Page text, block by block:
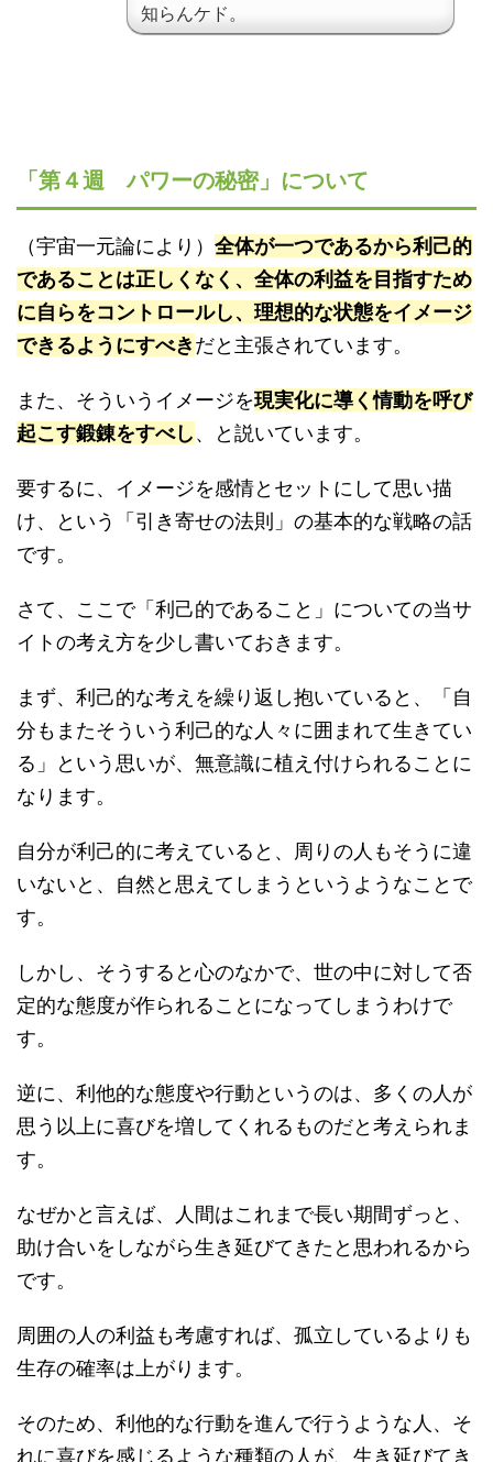
知らんケド。
「第４週 パワーの秘密」について
（宇宙一元論により） 全体が一つであるから利己的
であることは正しくなく、全体の利益を目指すため
に自らをコントロールし、理想的な状態をイメージ
できるようにすべきだと主張されています。
また、そういうイメージを現実化に導く情動を呼び
起こす鍛錬をすべし、と説いています。
要するに、イメージを感情とセットにして思い描
け、という「引き寄せの法則」の基本的な戦略の話
です。
さて、ここで「利己的であること」についての当サ
イトの考え方を少し書いておきます。
まず、利己的な考えを繰り返し抱いていると、「自
分もまたそういう利己的な人々に囲まれて生きてい
る」という思いが、無意識に植え付けられることに
なります。
自分が利己的に考えていると、周りの人もそうに違
いないと、自然と思えてしまうというようなことで
す。
しかし、そうすると心のなかで、世の中に対して否
定的な態度が作られることになってしまうわけで
す。
逆に、利他的な態度や行動というのは、多くの人が
思う以上に喜びを増してくれるものだと考えられま
す。
なぜかと言えば、人間はこれまで長い期間ずっと、
助け合いをしながら生き延びてきたと思われるから
です。
周囲の人の利益も考慮すれば、孤立しているよりも
生存の確率は上がります。
そのため、利他的な行動を進んで行うような人、そ
れに喜びを感じるような種類の人が、生き延びてき